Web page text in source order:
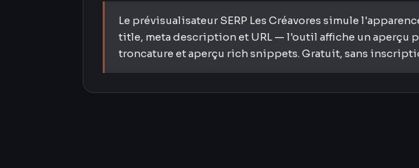
Le prévisualisateur SERP Les Créavores simule
title, meta description et URL — l'outil affiche un aperçu
troncature et aperçu rich snippets. Gratuit, sans